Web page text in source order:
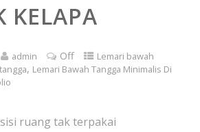
KELAPA
admin Off
Lemari bawah
, Lemari Bawah Tangga Minimalis Di
ruang tak terpakai